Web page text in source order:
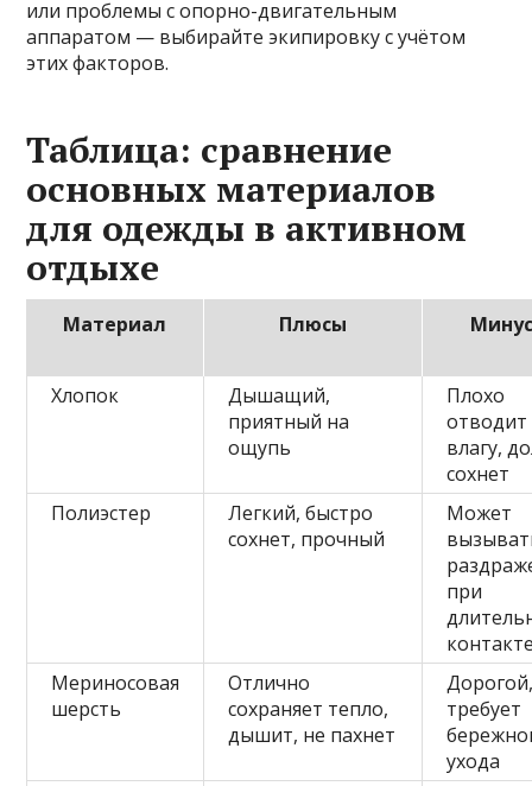
или проблемы с опорно-двигательным
аппаратом — выбирайте экипировку с учётом
этих факторов.
Таблица: сравнение
основных материалов
для одежды в активном
отдыхе
Материал Плюсы
Хлопок
Дышащий,
приятный на
ощупь
Плохо
отводит
влагу,
сохнет
Полиэстер
Легкий, быстро
сохнет, прочный
Может
при
Мериносовая
шерсть
Отлично
сохраняет тепло,
дышит, не пахнет
требует
ухода